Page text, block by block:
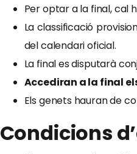
Per optar a la final, cal
La classificació
del calendari oficial.
La final es disputarà
Accediran a la final
Els genets hauran de
Condicions